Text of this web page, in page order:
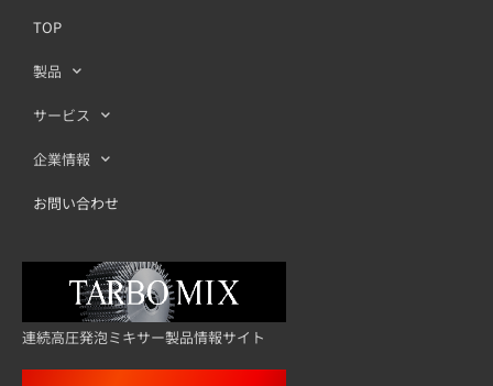
TOP
製品
サービス
企業情報
お問い合わせ
連続高圧発泡ミキサー製品情報サイト